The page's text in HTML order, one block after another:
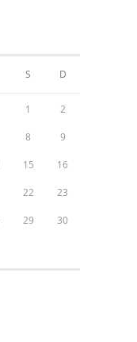
S D
1 2
8 9
15 16
22 23
29 30